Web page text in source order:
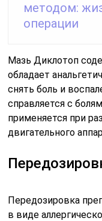
методом:
операции
Мазь Диклотоп
обладает
снять боль и
справляется с
применяется при
двигательного
Передозировка
в виде